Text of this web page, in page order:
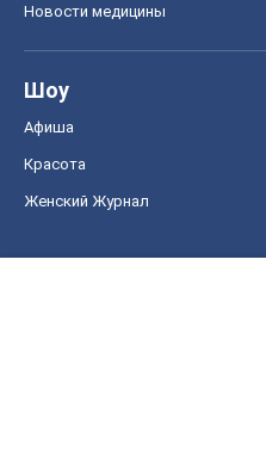
Новости медицины
Шоу
Афиша
Красота
Женский Журнал